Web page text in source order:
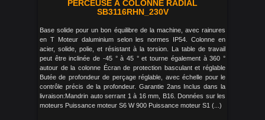
PERCEUSE À COLONNE RADIAL
SB3116RHN_230V
Base solide pour un bon équilibre de la machine, avec rainures
en T Moteur daluminium selon les normes IP54. Colonne en
acier, solide, polie, et résistant à la torsion. La table de travail
peut être inclinée de -45 ° à 45 ° et tourne également à 360 °
autour de la colonne Écran de protection basculant et réglable
Butée de profondeur de perçage réglable, avec échelle pour le
contrôle précis de la profondeur. Garantie 2ans Inclus dans la
livraison:Mandrin auto serrant 1 à 16 mm, B16. Données sur les
moteurs Puissance moteur S6 W 900 Puissance moteur S1 (...)